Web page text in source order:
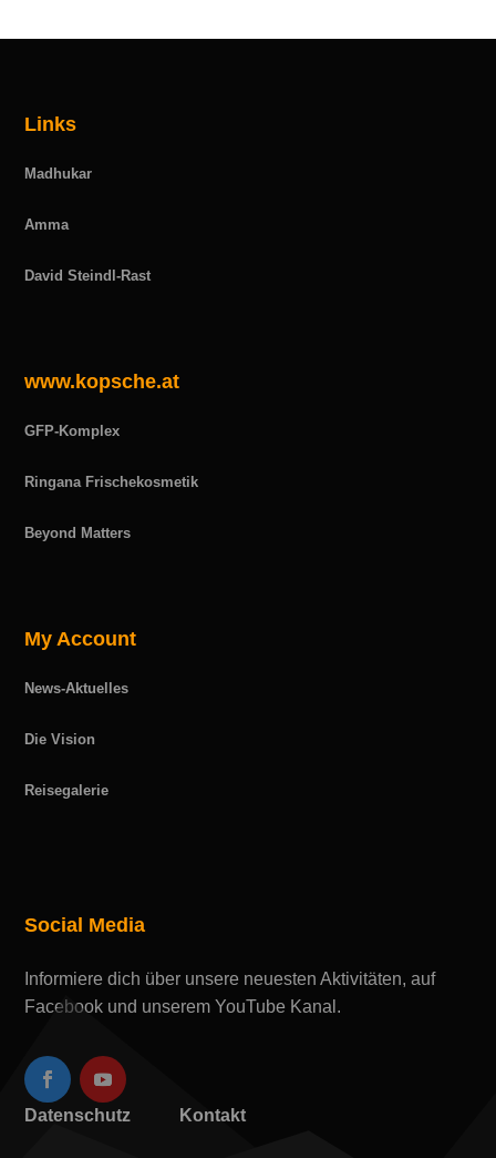
Links
Madhukar
Amma
David Steindl-Rast
www.kopsche.at
GFP-Komplex
Ringana Frischekosmetik
Beyond Matters
My Account
News-Aktuelles
Die Vision
Reisegalerie
Social Media
Informiere dich über unsere neuesten Aktivitäten, auf
Facebook und unserem YouTube Kanal.
Datenschutz Kontakt